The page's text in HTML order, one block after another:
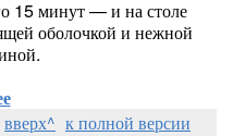
15 минут — и на столе
оболочкой и нежной
вверх^ к полной версии